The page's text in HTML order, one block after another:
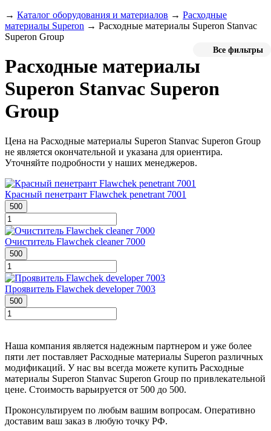
→ Каталог оборудования и материалов → Расходные
материалы Superon → Расходные материалы Superon Stanvac
Superon Group
Все фильтры
Расходные материалы
Superon Stanvac Superon
Group
Цена на Расходные материалы Superon Stanvac Superon Group
не является окончательной и указана для ориентира.
Уточняйте подробности у наших менеджеров.
Красный пенетрант Flawchek penetrant 7001
500
Очиститель Flawchek cleaner 7000
500
Проявитель Flawchek developer 7003
500
Наша компания является надежным партнером и уже более
пяти лет поставляет Расходные материалы Superon различных
модификаций. У нас вы всегда можете купить Расходные
материалы Superon Stanvac Superon Group по привлекательной
цене. Стоимость варьируется от 500 до 500.
Проконсультируем по любым вашим вопросам. Оперативно
доставим ваш заказ в любую точку РФ.